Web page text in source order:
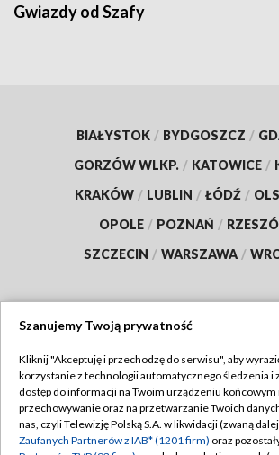
Gwiazdy od Szafy
BIAŁYSTOK / BYDGOSZCZ /
GORZÓW WLKP. / KATOWICE /
KRAKÓW / LUBLIN / ŁÓDŹ /
OPOLE / POZNAŃ /
SZCZECIN / WARSZAWA /
TVP
Abonament TVP
Emisja w TVP
Regulamin TVP
Polityka prywatności
Szanujemy Twoją prywatność
Kliknij "Akceptuję i przechodzę do serwisu", aby
korzystanie z technologii automatycznego śledzenia i
dostęp do informacji na Twoim urządzeniu końcowym
przechowywanie oraz na przetwarzanie Twoich
nas, czyli Telewizję Polską S.A. w likwidacji (zwaną
Zaufanych Partnerów z IAB* (1201 firm) oraz